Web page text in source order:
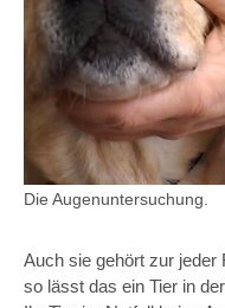
Die Augenuntersuchung.
Auch sie gehört zur jeder
so lässt das ein Tier in